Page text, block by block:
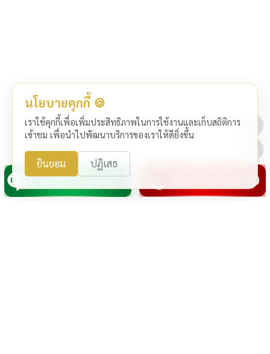
นโยบายคุกกี้ 🍪
เราใช้คุกกี้เพื่อเพิ่มประสิทธิภาพในการใช้งานและเก็บสถิติการ
เข้าชม เพื่อนำไปพัฒนาบริการของเราให้ดียิ่งขึ้น
ยินยอม ปฏิเสธ